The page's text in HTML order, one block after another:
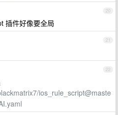
20
插件好像要全局
21
22
ios_rule_script@maste